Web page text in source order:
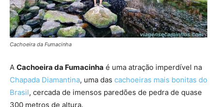
Cachoeira da Fumacinha
A Cachoeira da Fumacinha é uma atração imperdível na
Chapada Diamantina, uma das cachoeiras mais bonitas do
Brasil, cercada de imensos paredões de pedra de quase
300 metros de altura.